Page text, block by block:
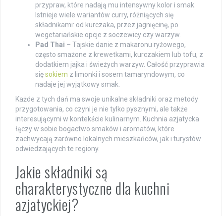
przypraw, które nadają mu intensywny kolor i smak.
Istnieje wiele wariantów curry, różniących się
składnikami: od kurczaka, przez jagnięcinę, po
wegetariańskie opcje z soczewicy czy warzyw.
Pad Thai – Tajskie danie z makaronu ryżowego,
często smażone z krewetkami, kurczakiem lub tofu, z
dodatkiem jajka i świeżych warzyw. Całość przyprawia
sięsokiem z limonki i sosem tamaryndowym, co
nadaje jej wyjątkowy smak.
Każde z tych dań ma swoje unikalne składniki oraz metody
przygotowania, co czyni je nie tylko pysznymi, ale także
interesującymi w kontekście kulinarnym. Kuchnia azjatycka
łączy w sobie bogactwo smaków i aromatów, które
zachwycają zarówno lokalnych mieszkańców, jak i turystów
odwiedzających te regiony.
Jakie składniki są
charakterystyczne dla kuchni
azjatyckiej?